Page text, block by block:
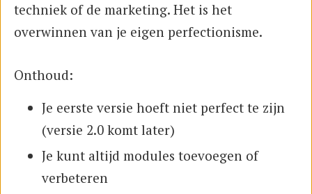
techniek of de marketing. Het is het
overwinnen van je eigen perfectionisme.
Onthoud:
Je eerste versie hoeft niet perfect te zijn
(versie 2.0 komt later)
Je kunt altijd modules toevoegen of
verbeteren